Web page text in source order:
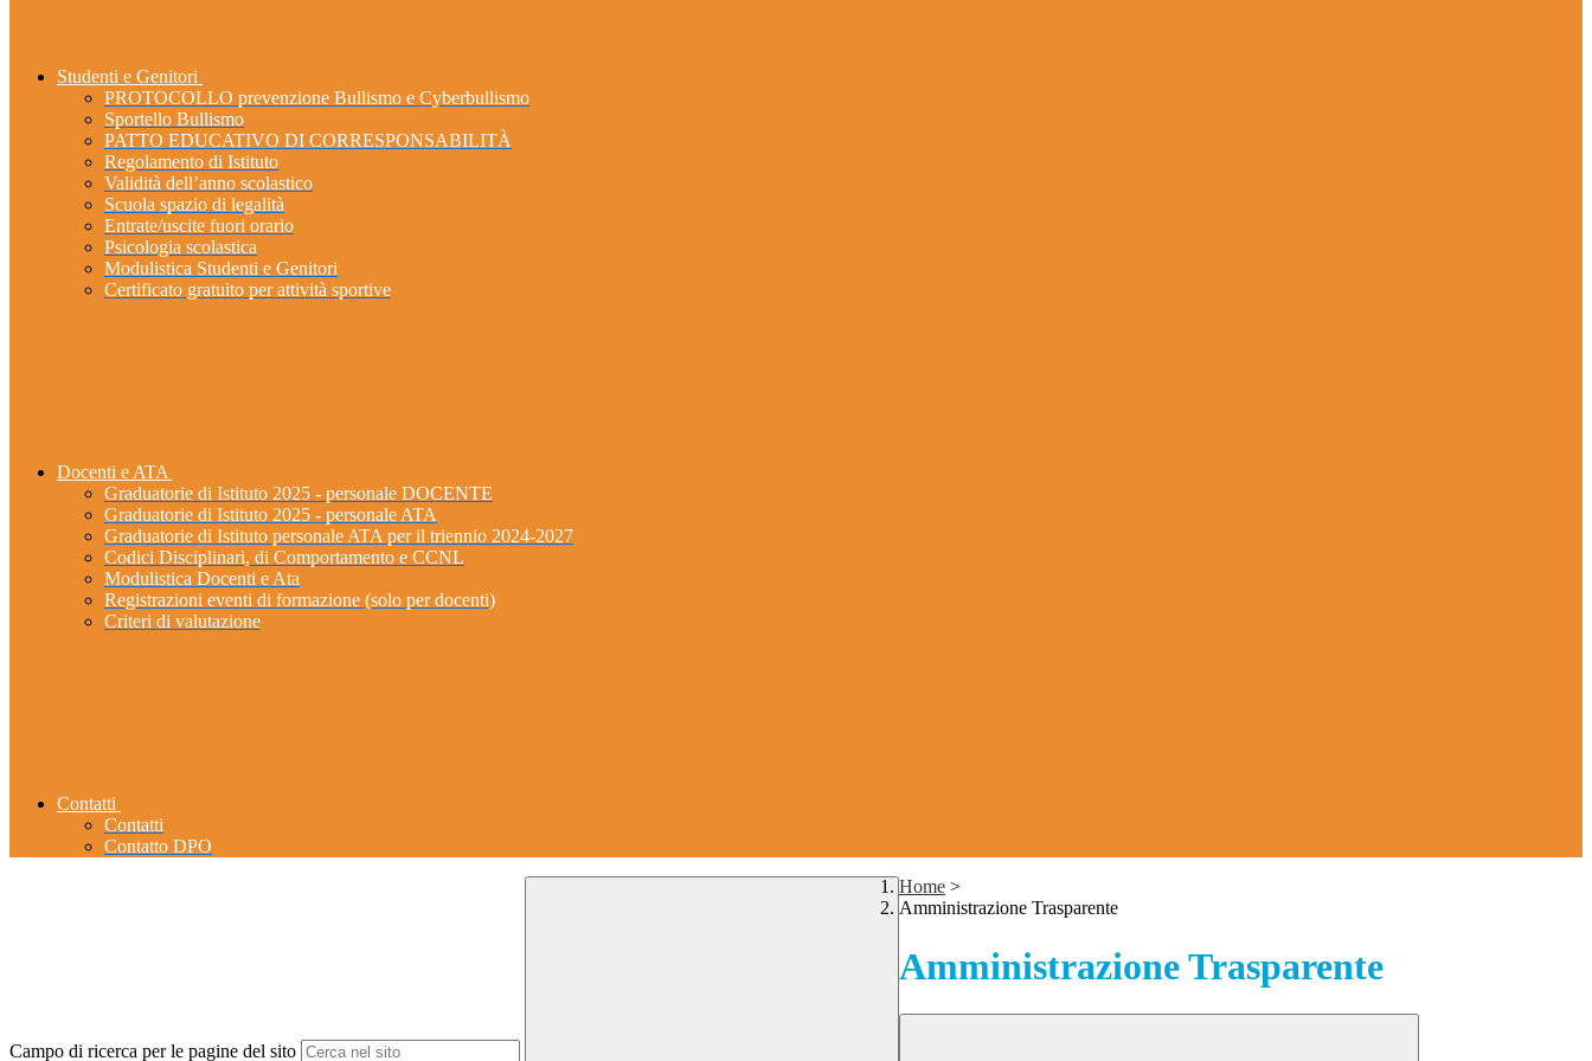
Studenti e Genitori
PROTOCOLLO prevenzione Bullismo e Cyberbullismo
Sportello Bullismo
PATTO EDUCATIVO DI CORRESPONSABILITÀ
Regolamento di Istituto
Validità dell’anno scolastico
Scuola spazio di legalità
Entrate/uscite fuori orario
Psicologia scolastica
Modulistica Studenti e Genitori
Certificato gratuito per attività sportive
Docenti e ATA
Graduatorie di Istituto 2025 - personale DOCENTE
Graduatorie di Istituto 2025 - personale ATA
Graduatorie di Istituto personale ATA per il triennio 2024-2027
Codici Disciplinari, di Comportamento e CCNL
Modulistica Docenti e Ata
Registrazioni eventi di formazione (solo per docenti)
Criteri di valutazione
Contatti
Contatti
Contatto DPO
Campo di ricerca per le pagine del sito
Home >
Amministrazione Trasparente
Amministrazione Trasparente